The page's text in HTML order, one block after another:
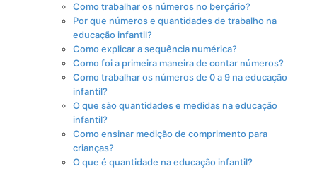
Como trabalhar os números no berçário?
Por que números e quantidades de trabalho na
educação infantil?
Como explicar a sequência numérica?
Como foi a primeira maneira de contar números?
Como trabalhar os números de 0 a 9 na educação
infantil?
O que são quantidades e medidas na educação
infantil?
Como ensinar medição de comprimento para
crianças?
O que é quantidade na educação infantil?